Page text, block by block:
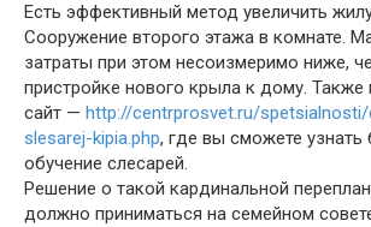
Есть эффективный метод увеличить
Сооружение второго этажа в комнате.
затраты при этом несоизмеримо ниже,
пристройке нового крыла к дому. Также
сайт — http://centrprosvet.ru/
slesarej-kipia.php, где вы сможете узнать
обучение слесарей.
Решение о такой кардинальной
должно приниматься на семейном